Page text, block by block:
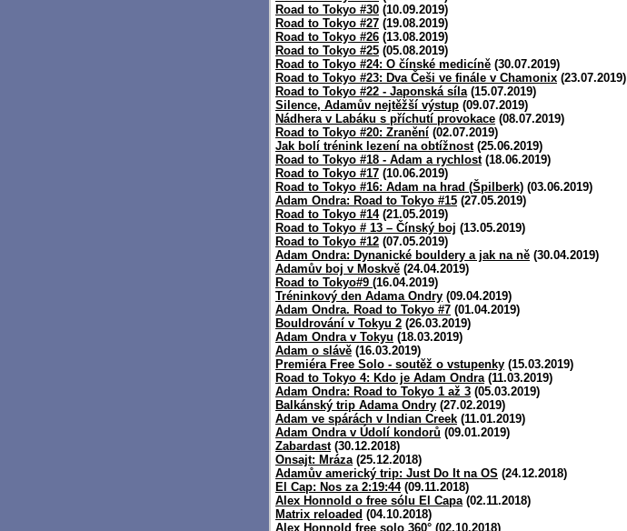
Road to Tokyo #30 (10.09.2019)
Road to Tokyo #27 (19.08.2019)
Road to Tokyo #26 (13.08.2019)
Road to Tokyo #25 (05.08.2019)
Road to Tokyo #24: O čínské medicíně (30.07.2019)
Road to Tokyo #23: Dva Češi ve finále v Chamonix (23.07.2019)
Road to Tokyo #22 - Japonská síla(15.07.2019)
Silence, Adamův nejtěžší výstup (09.07.2019)
Nádhera v Labáku s příchutí provokace (08.07.2019)
Road to Tokyo #20: Zranění (02.07.2019)
Jak bolí trénink lezení na obtížnost(25.06.2019)
Road to Tokyo #18 - Adam a rychlost(18.06.2019)
Road to Tokyo #17 (10.06.2019)
Road to Tokyo #16: Adam na hrad (Špilberk) (03.06.2019)
Adam Ondra: Road to Tokyo #15 (27.05.2019)
Road to Tokyo #14(21.05.2019)
Road to Tokyo # 13 – Čínský boj (13.05.2019)
Road to Tokyo #12 (07.05.2019)
Adam Ondra: Dynanické bouldery a jak na ně (30.04.2019)
Adamův boj v Moskvě (24.04.2019)
Road to Tokyo#9 (16.04.2019)
Tréninkový den Adama Ondry (09.04.2019)
Adam Ondra. Road to Tokyo #7 (01.04.2019)
Bouldrování v Tokyu 2 (26.03.2019)
Adam Ondra v Tokyu (18.03.2019)
Adam o slávě (16.03.2019)
Premiéra Free Solo - soutěž o vstupenky (15.03.2019)
Road to Tokyo 4: Kdo je Adam Ondra(11.03.2019)
Adam Ondra: Road to Tokyo 1 až 3 (05.03.2019)
Balkánský trip Adama Ondry (27.02.2019)
Adam ve spárách v Indian Creek (11.01.2019)
Adam Ondra v Údolí kondorů (09.01.2019)
Zabardast(30.12.2018)
Onsajt: Mráza(25.12.2018)
Adamův americký trip: Just Do It na OS (24.12.2018)
El Cap: Nos za 2:19:44(09.11.2018)
Alex Honnold o free sólu El Capa(02.11.2018)
Matrix reloaded (04.10.2018)
Alex Honnold free solo 360° (02.10.2018)